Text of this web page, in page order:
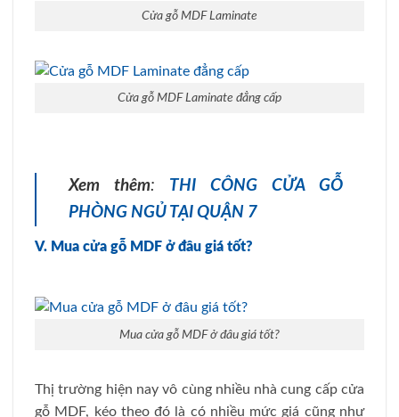
Cửa gỗ MDF Laminate
Cửa gỗ MDF Laminate đẳng cấp
Xem thêm: THI CÔNG CỬA GỖ
PHÒNG NGỦ TẠI QUẬN 7
V. Mua cửa gỗ MDF ở đâu giá tốt?
Mua cửa gỗ MDF ở đâu giá tốt?
Thị trường hiện nay vô cùng nhiều nhà cung cấp cửa
gỗ MDF, kéo theo đó là có nhiều mức giá cũng như